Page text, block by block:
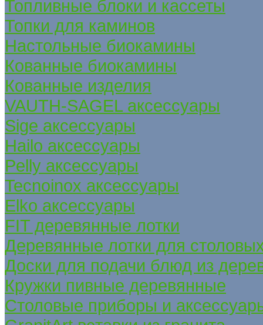
Топливные блоки и кассеты
Топки для каминов
Настольные биокамины
Кованные биокамины
Кованные изделия
VAUTH-SAGEL аксессуары
Sige аксессуары
Hailo аксессуары
Pelly аксессуары
Tecnoinox аксессуары
Elko аксессуары
FIT деревянные лотки
Деревянные лотки для
Доски для подачи блюд из
Кружки пивные деревянные
Столовые приборы и